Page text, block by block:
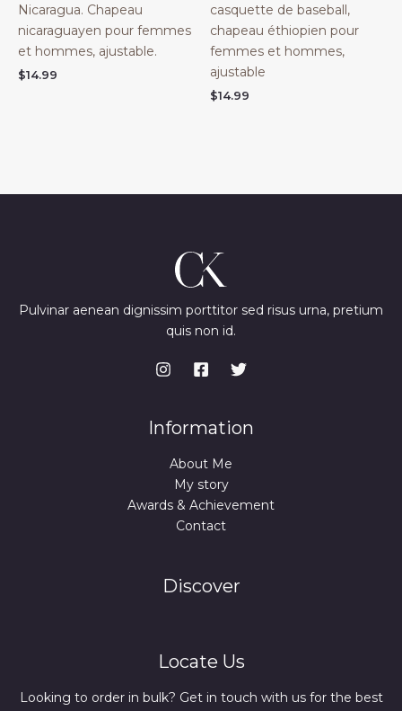
Nicaragua. Chapeau
nicaraguayen pour femmes
et hommes, ajustable.
$14.99
casquette de baseball,
chapeau éthiopien pour
femmes et hommes,
ajustable
$14.99
Pulvinar aenean dignissim porttitor sed risus urna, pretium
quis non id.
Information
About Me
My story
Awards & Achievement
Contact
Discover
Locate Us
Looking to order in bulk? Get in touch with us for the best